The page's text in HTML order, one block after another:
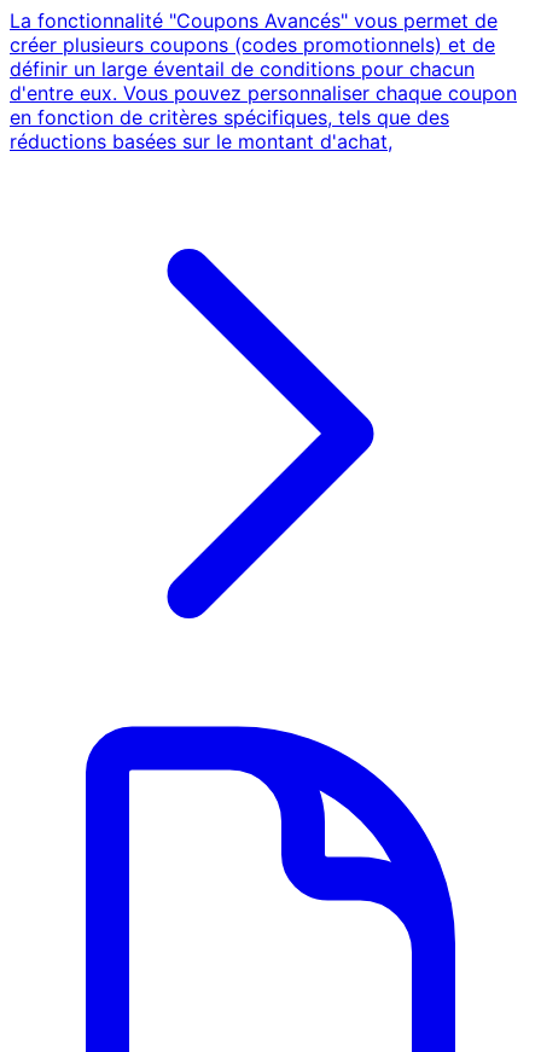
La fonctionnalité "Coupons Avancés" vous permet de
créer plusieurs coupons (codes promotionnels) et de
définir un large éventail de conditions pour chacun
d'entre eux. Vous pouvez personnaliser chaque coupon
en fonction de critères spécifiques, tels que des
réductions basées sur le montant d'achat,